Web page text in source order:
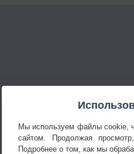
Мы используем файлы cookie,
сайтом. Продолжая
Подробнее о том, как мы